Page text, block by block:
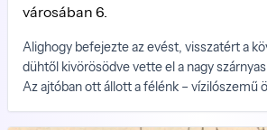
városában 6.
Alighogy befejezte az evést, visszatért a
dühtől kivörösödve vette el a nagy
Az ajtóban ott állott a félénk – vízilószemű